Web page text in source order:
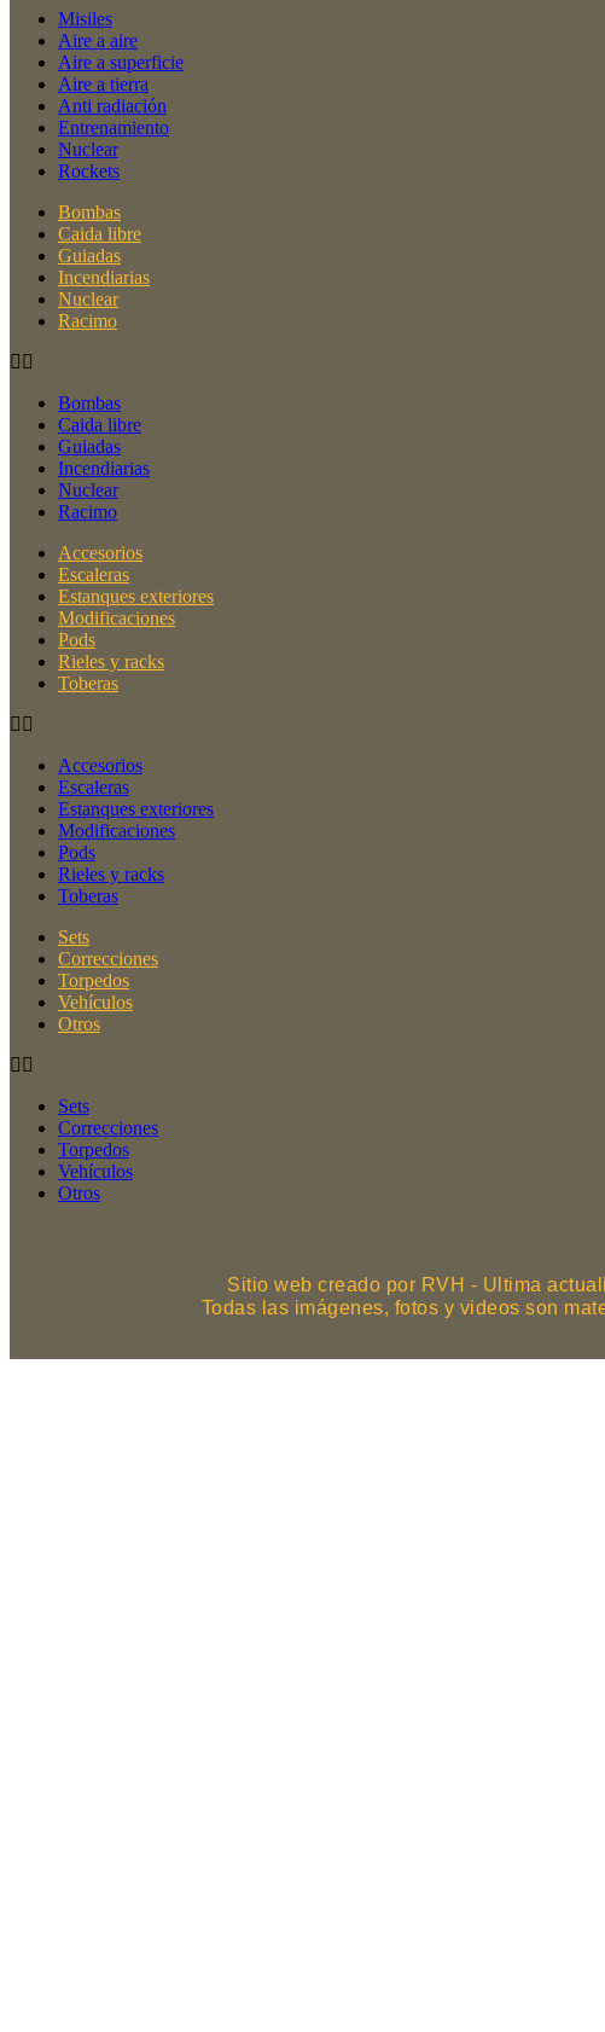
Misiles
Aire a aire
Aire a superficie
Aire a tierra
Anti radiación
Entrenamiento
Nuclear
Rockets
Bombas
Caida libre
Guiadas
Incendiarias
Nuclear
Racimo
Bombas
Caida libre
Guiadas
Incendiarias
Nuclear
Racimo
Accesorios
Escaleras
Estanques exteriores
Modificaciones
Pods
Rieles y racks
Toberas
Accesorios
Escaleras
Estanques exteriores
Modificaciones
Pods
Rieles y racks
Toberas
Sets
Correcciones
Torpedos
Vehículos
Otros
Sets
Correcciones
Torpedos
Vehículos
Otros
Sitio web creado por RVH - Ultima
Todas las imágenes, fotos y videos son